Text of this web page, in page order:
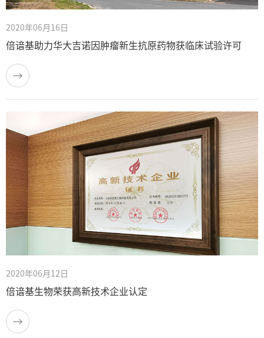
2020年06月16日
倍谙基助力华大吉诺因肿瘤新生抗原药物获临床试验许可
2020年06月12日
倍谙基生物荣获高新技术企业认定